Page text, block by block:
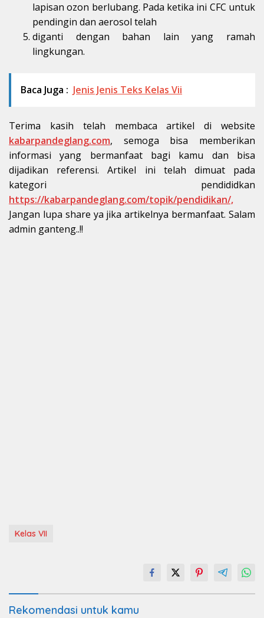
lapisan ozon berlubang. Pada ketika ini CFC untuk
pendingin dan aerosol telah
diganti dengan bahan lain yang ramah
lingkungan.
Baca Juga : Jenis Jenis Teks Kelas Vii
Terima kasih telah membaca artikel di website
kabarpandeglang.com, semoga bisa memberikan
informasi yang bermanfaat bagi kamu dan bisa
dijadikan referensi. Artikel ini telah dimuat pada
kategori pendididkan
https://kabarpandeglang.com/topik/pendidikan/,
Jangan lupa share ya jika artikelnya bermanfaat. Salam
admin ganteng..!!
Kelas VII
Rekomendasi untuk kamu